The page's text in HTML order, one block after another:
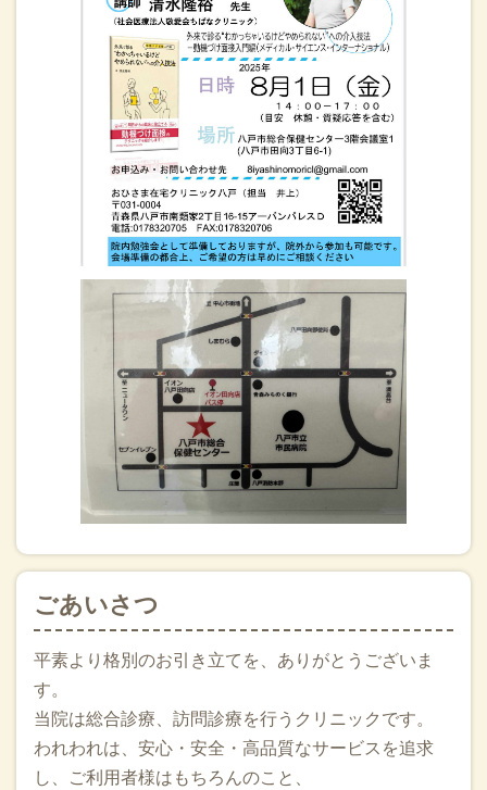
8000にかけると看護師さん、トレーニングを受けた職員など
医療従事者が相談に乗って受診したほうがいいかなどもアド
バイスいただけます。携帯からもつながります。小児は＃
7119をお使いください。当院も小児から高齢者までオンライ
ン診療を行っております。公式LINE、インスタグラム、必要
な時お使いください。
11月の目標は”Go Forward！”矢部先生が考えてくださいまし
た。職員一同前向きに頑張ります！
2025.10.26
今日はココカラーさん年4回シリーズの3回目の講演会でし
た。どせばいいカードから、高齢者の救急、救急車を呼ぶと
きはからのBLS（一次救命処置）をインタラクティブに行い
ました！かえりは六戸の患者さん宅に診察に行き、かんぶん
で薪ストーブの掃除用ブラシを買って帰りました。アーカイ
ブはこちら。合言葉はおひさま
市民病院でJPTEC（病院前救護にかかわる病院前外傷プログ
ラム）のインストラクターに参加させていただきました。三
ありがとうございました。
2025.10.15
わらゆんさんで小児向けのBLSをレサシベビー、AED、ジョ
ージとめるちゃんと皆さんで行いました。もしもの時動ける
ように、電話のところに住所などをご準備なさっているとの
ことでした。みくりちゃんも元気でよかったです(^▽^)/ 乳幼
児から大人までのBLSを教えています。（アメリカ心臓協
会、BLSプロバイダーカードも出せます）お問い合わせはメ
ールからお願いいたします。
ごあいさつ
平素より格別のお引き立てを、ありがとうございま
す。
当院は総合診療、訪問診療を行うクリニックです。
われわれは、安心・安全・高品質なサービスを追求
し、ご利用者様はもちろんのこと、